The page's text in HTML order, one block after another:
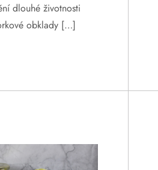
dlouhé životnosti
obklady […]